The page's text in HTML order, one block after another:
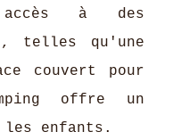
à des
telles qu'une
couvert pour
offre un
les enfants.